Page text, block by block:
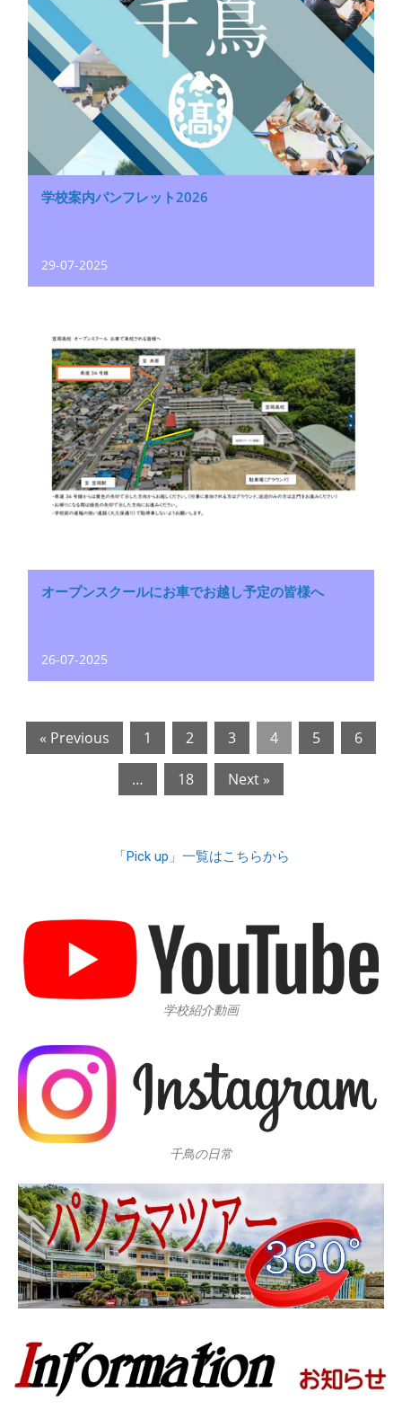
学校案内パンフレット2026
29-07-2025
オープンスクールにお車でお越し予定の皆様へ
26-07-2025
« Previous 1 2 3 4 5 6
… 18 Next »
「Pick up」一覧はこちらから
学校紹介動画
千鳥の日常